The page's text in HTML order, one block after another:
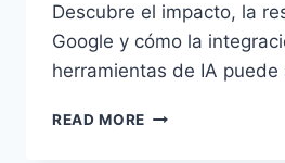
Descubre el impacto, la
Google y cómo la
herramientas de IA puede
READ MORE RETRASOS